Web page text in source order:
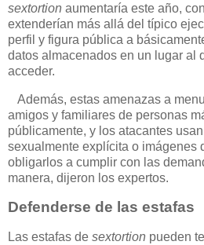
sextortion aumentaría este año,
extenderían más allá del típico
perfil y figura pública a
datos almacenados en un lugar al
acceder.
Además, estas amenazas a
amigos y familiares de personas
públicamente, y los atacantes
sexualmente explícita o imágenes
obligarlos a cumplir con las
manera, dijeron los expertos.
Defenderse de las estafas
Las estafas de sextortion pueden